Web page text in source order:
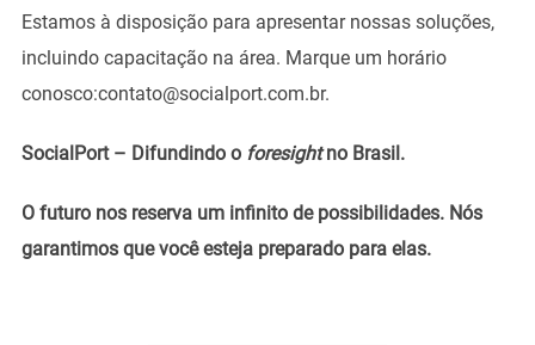
Estamos à disposição para apresentar nossas soluções,
incluindo capacitação na área. Marque um horário
conosco:contato@socialport.com.br.
SocialPort – Difundindo o foresightno Brasil.
O futuro nos reserva um infinito de possibilidades. Nós
garantimos que você esteja preparado para elas.